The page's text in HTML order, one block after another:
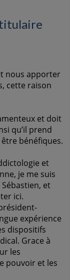
titulaire
nous apporter
cette raison
et doit
qu’il prend
bénéfiques.
et
je me suis
et
ici.
expérience
dispositifs
Grace à
les
pouvoir et les